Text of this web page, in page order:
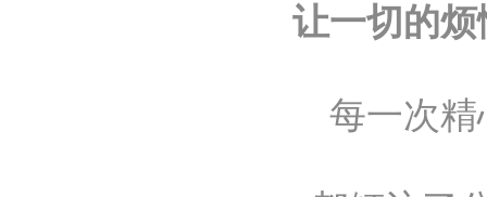
让一切的
每一次